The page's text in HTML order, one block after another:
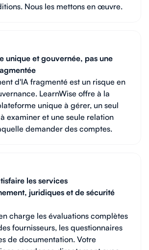
Nous les mettons en œuvre.
unique et gouvernée, pas une
d'IA fragmenté est un risque en
LearnWise offre à la
unique à gérer, un seul
examiner et une seule relation
demander des comptes.
les services
juridiques et de sécurité
charge les évaluations complètes
fournisseurs, les questionnaires
de documentation. Votre